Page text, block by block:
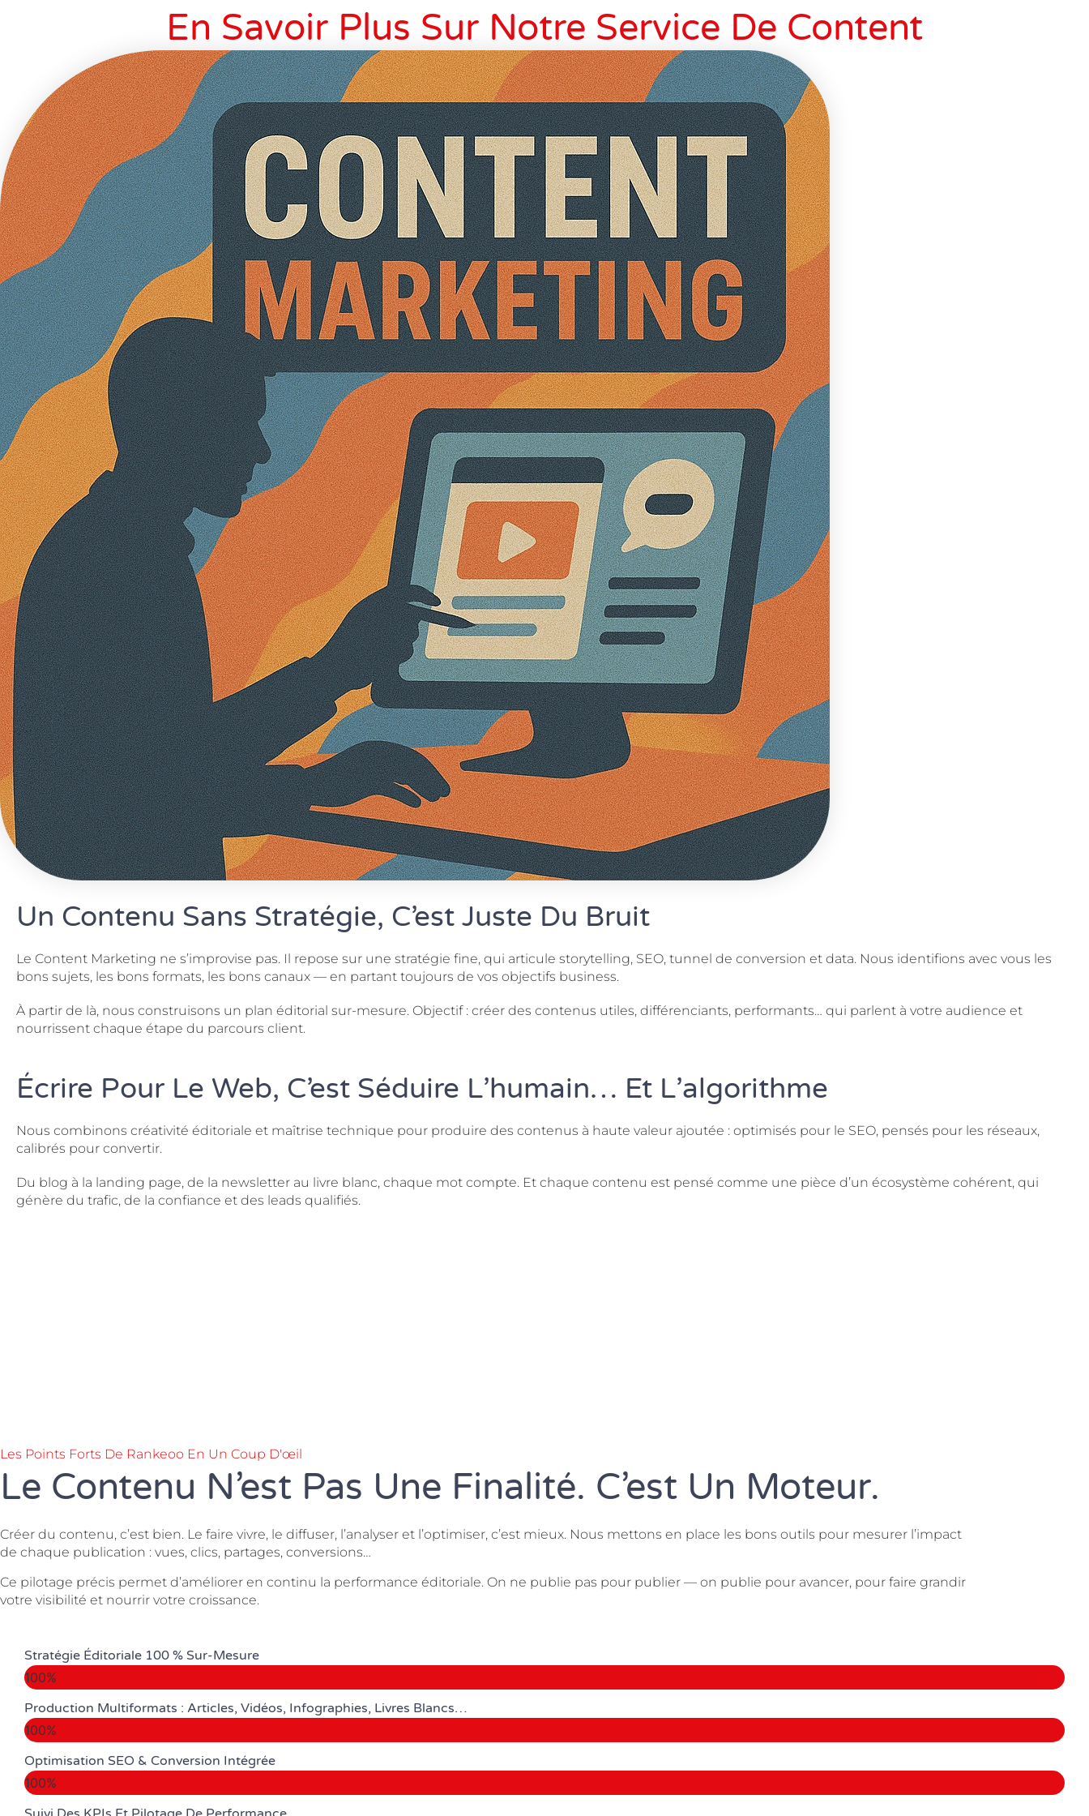
En Savoir Plus Sur Notre Service De Content
Marketing
Un Contenu Sans Stratégie, C’est Juste Du Bruit
Le Content Marketing ne s’improvise pas. Il repose sur une stratégie fine, qui articule storytelling, SEO, tunnel de conversion et data. Nous identifions avec vous les
bons sujets, les bons formats, les bons canaux — en partant toujours de vos objectifs business.
À partir de là, nous construisons un plan éditorial sur-mesure. Objectif : créer des contenus utiles, différenciants, performants… qui parlent à votre audience et
nourrissent chaque étape du parcours client.
Écrire Pour Le Web, C’est Séduire L’humain… Et L’algorithme
Nous combinons créativité éditoriale et maîtrise technique pour produire des contenus à haute valeur ajoutée : optimisés pour le SEO, pensés pour les réseaux,
calibrés pour convertir.
Du blog à la landing page, de la newsletter au livre blanc, chaque mot compte. Et chaque contenu est pensé comme une pièce d’un écosystème cohérent, qui
génère du trafic, de la confiance et des leads qualifiés.
Les Points Forts De Rankeoo En Un Coup D'œil
Le Contenu N’est Pas Une Finalité. C’est Un Moteur.
Créer du contenu, c’est bien. Le faire vivre, le diffuser, l’analyser et l’optimiser, c’est mieux. Nous mettons en place les bons outils pour mesurer l’impact
de chaque publication : vues, clics, partages, conversions…
Ce pilotage précis permet d’améliorer en continu la performance éditoriale. On ne publie pas pour publier — on publie pour avancer, pour faire grandir
votre visibilité et nourrir votre croissance.
Stratégie Éditoriale 100 % Sur-Mesure
100%
Production Multiformats : Articles, Vidéos, Infographies, Livres Blancs…
100%
Optimisation SEO & Conversion Intégrée
100%